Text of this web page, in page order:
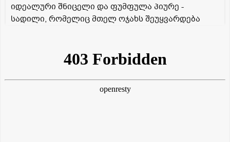
იდეალური შნიცელი და ფუმფულა პიურე -
სადილი, რომელიც მთელ ოჯახს შეუყვარდება